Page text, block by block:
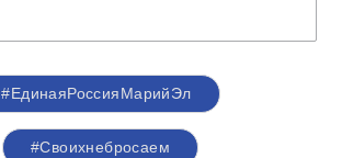
#ЕдинаяРоссияМарийЭл
#Своихнебросаем